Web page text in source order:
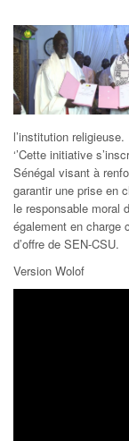
l’institution religieuse.
‘’Cette initiative
Sénégal visant à
garantir une prise en
le responsable moral
également en charge
d’offre de SEN-CSU.
Version Wolof